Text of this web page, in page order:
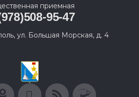
приемная
95-47
ул. Большая Морская, д. 4